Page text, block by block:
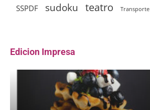
SSPDF sudoku teatro Transporte
Edicion Impresa